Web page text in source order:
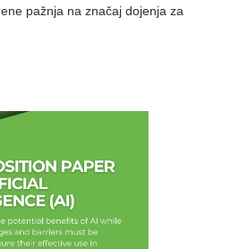
pažnja na značaj dojenja za